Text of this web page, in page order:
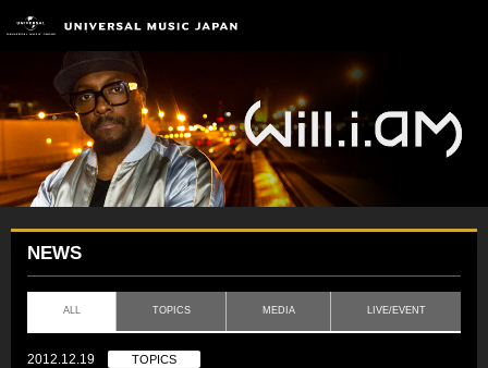
NEWS
ALL TOPICS MEDIA LIVE/EVENT
2012.12.19 TOPICS